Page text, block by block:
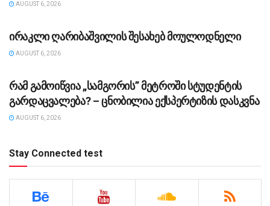
AUGUST 6, 2026
ირაკლი ღარიბაშვილის შესახებ მოულოდნელი
AUGUST 6, 2026
რამ გამოიწვია „სამგორის” მეტროში სტუდენტის
გარდაცვალება? – ცნობილია ექსპერტიზის დასკვნა
AUGUST 6, 2026
Stay Connected test